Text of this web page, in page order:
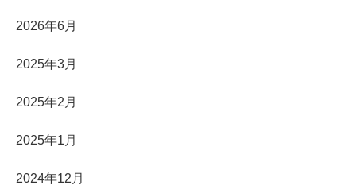
2026年6月
2025年3月
2025年2月
2025年1月
2024年12月